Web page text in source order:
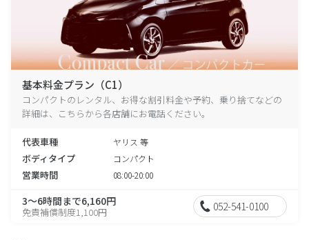
基本料金プラン（C1）
コンパクトのレンタル、お得な割引料金や予約、乗り捨てなどの
詳細は、こちらから各店舗にお電話ください。
代表車種 ヤリス 等
ボディタイプ コンパクト
営業時間 08:00-20:00
3～6時間まで6,160円
免責補償制度1,100円 052-541-0100